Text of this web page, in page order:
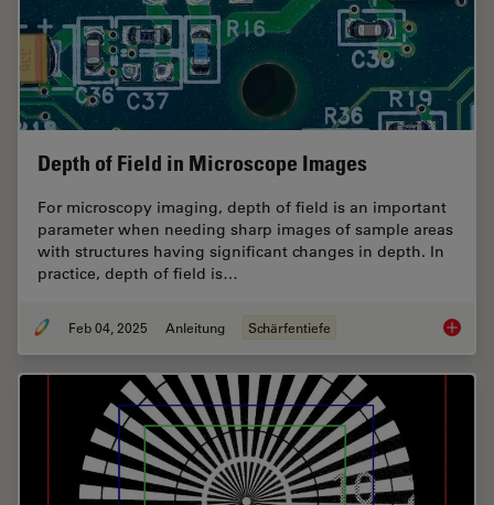
Depth of Field in Microscope Images
For microscopy imaging, depth of field is an important
parameter when needing sharp images of sample areas
with structures having significant changes in depth. In
practice, depth of field is…
Feb 04, 2025 Anleitung Schärfentiefe Depth